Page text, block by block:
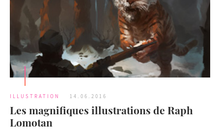
ILLUSTRATION 14.06.2016
Les magnifiques illustrations de Raph
Lomotan